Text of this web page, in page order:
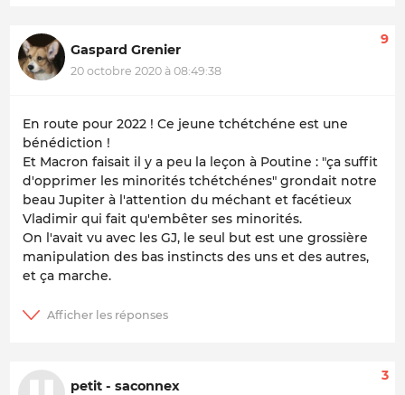
Gaspard Grenier
20 octobre 2020 à 08:49:38
9
En route pour 2022 ! Ce jeune tchétchéne est une
bénédiction !
Et Macron faisait il y a peu la leçon à Poutine : "ça suffit
d'opprimer les minorités tchétchénes" grondait notre
beau Jupiter à l'attention du méchant et facétieux
Vladimir qui fait qu'embêter ses minorités.
On l'avait vu avec les GJ, le seul but est une grossière
manipulation des bas instincts des uns et des autres,
et ça marche.
petit - saconnex
3